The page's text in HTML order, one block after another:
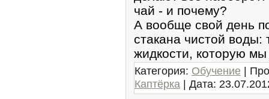
чай - и почему?
А вообще свой день
стакана чистой воды:
жидкости, которую
Категория: Обучение |
Каптёрка | Дата: